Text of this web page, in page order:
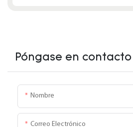
Póngase en
Nombre
Correo Electrónico